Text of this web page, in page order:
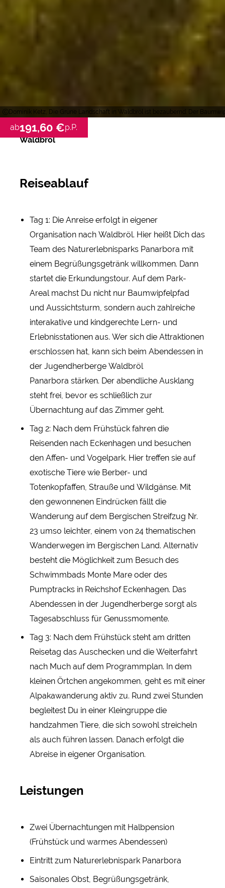
Dominik Ketz, Die Grüne Landschaft in Waldbröl ist bezaubernd. Der
ab191,60 €p.P.
Waldbröl
Reiseablauf
Tag 1: Die Anreise erfolgt in eigener
Organisation nach Waldbröl. Hier heißt Dich das
Team des Naturerlebnisparks Panarbora mit
einem Begrüßungsgetränk willkommen. Dann
startet die Erkundungstour. Auf dem Park-
Areal machst Du nicht nur Baumwipfelpfad
und Aussichtsturm, sondern auch zahlreiche
interakative und kindgerechte Lern- und
Erlebnisstationen aus. Wer sich die Attraktionen
erschlossen hat, kann sich beim Abendessen in
der Jugendherberge Waldbröl
Panarbora stärken. Der abendliche Ausklang
steht frei, bevor es schließlich zur
Übernachtung auf das Zimmer geht.
Tag 2: Nach dem Frühstück fahren die
Reisenden nach Eckenhagen und besuchen
den Affen- und Vogelpark. Hier treffen sie auf
exotische Tiere wie Berber- und
Totenkopfaffen, Strauße und Wildgänse. Mit
den gewonnenen Eindrücken fällt die
Wanderung auf dem Bergischen Streifzug Nr.
23 umso leichter, einem von 24 thematischen
Wanderwegen im Bergischen Land. Alternativ
besteht die Möglichkeit zum Besuch des
Schwimmbads Monte Mare oder des
Pumptracks in Reichshof Eckenhagen. Das
Abendessen in der Jugendherberge sorgt als
Tagesabschluss für Genussmomente.
Tag 3: Nach dem Frühstück steht am dritten
Reisetag das Auschecken und die Weiterfahrt
nach Much auf dem Programmplan. In dem
kleinen Örtchen angekommen, geht es mit einer
Alpakawanderung aktiv zu. Rund zwei Stunden
begleitest Du in einer Kleingruppe die
handzahmen Tiere, die sich sowohl streicheln
als auch führen lassen. Danach erfolgt die
Abreise in eigener Organisation.
Leistungen
Zwei Übernachtungen mit Halbpension
(Frühstück und warmes Abendessen)
Eintritt zum Naturerlebnispark Panarbora
Saisonales Obst, Begrüßungsgetränk,